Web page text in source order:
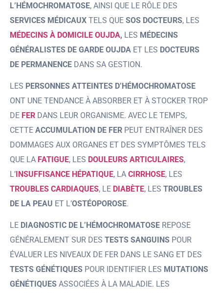
L’HÉMOCHROMATOSE, AINSI QUE LE RÔLE DES
SERVICES MÉDICAUX TELS QUE SOS DOCTEURS, LES
MÉDECINS À DOMICILE OUJDA, LES MÉDECINS
GÉNÉRALISTES DE GARDE OUJDA ET LES DOCTEURS
DE PERMANENCE DANS SA GESTION.
LES PERSONNES ATTEINTES D’HÉMOCHROMATOSE
ONT UNE TENDANCE À ABSORBER ET À STOCKER TROP
DE FER DANS LEUR ORGANISME. AVEC LE TEMPS,
CETTE ACCUMULATION DE FER PEUT ENTRAÎNER DES
DOMMAGES AUX ORGANES ET DES SYMPTÔMES TELS
QUE LA FATIGUE, LES DOULEURS ARTICULAIRES,
L’INSUFFISANCE HÉPATIQUE, LA CIRRHOSE, LES
TROUBLES CARDIAQUES, LE DIABÈTE, LES TROUBLES
DE LA PEAU ET L’OSTÉOPOROSE.
LE DIAGNOSTIC DE L’HÉMOCHROMATOSE REPOSE
GÉNÉRALEMENT SUR DES TESTS SANGUINS POUR
ÉVALUER LES NIVEAUX DE FER DANS LE SANG ET DES
TESTS GÉNÉTIQUES POUR IDENTIFIER LES MUTATIONS
GÉNÉTIQUES ASSOCIÉES À LA MALADIE. LES